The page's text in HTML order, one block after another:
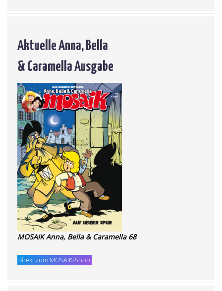
Aktuelle Anna, Bella
& Caramella Ausgabe
MOSAIK Anna, Bella & Caramella 68
Direkt zum MOSAIK-Shop.